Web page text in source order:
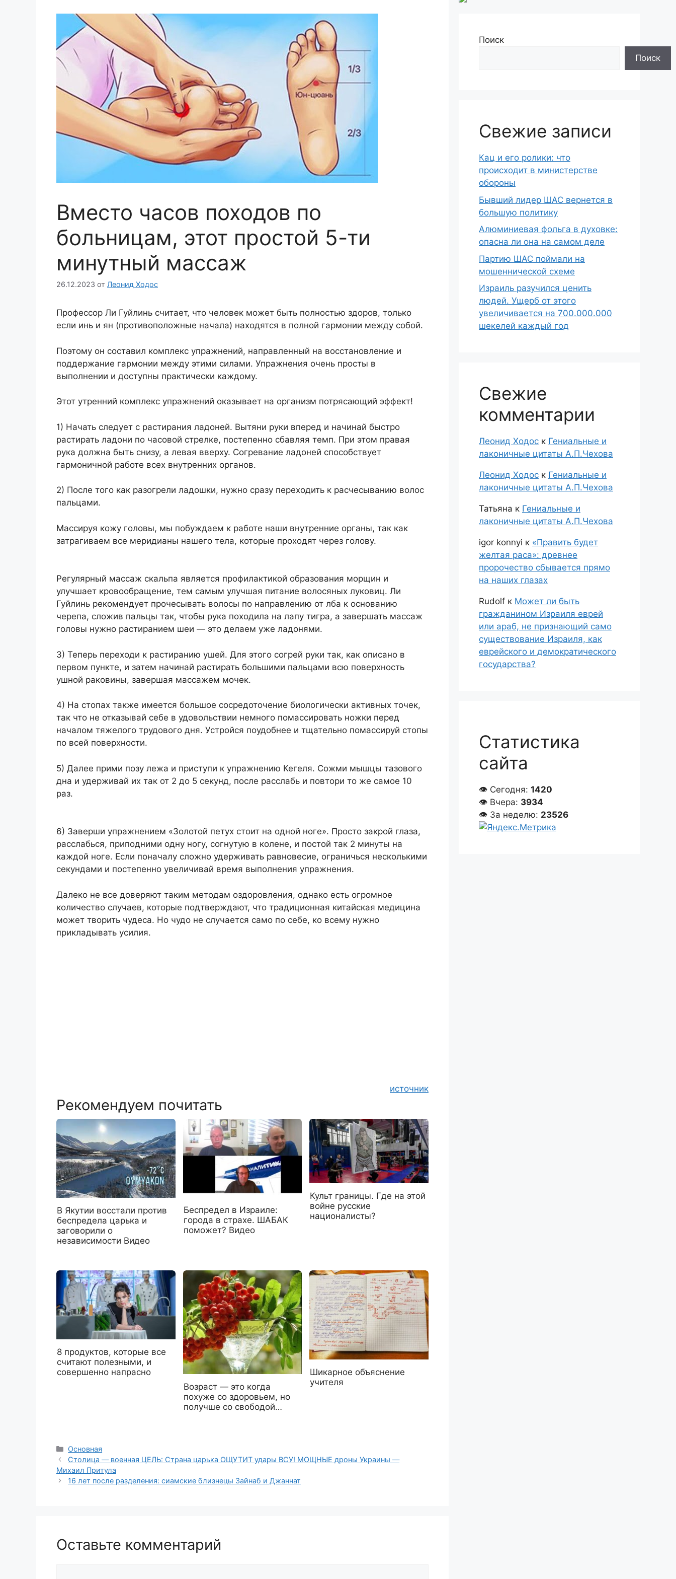
Вместо часов походов по
больницам, этот простой 5-ти
минутный массаж
26.12.2023 от Леонид Ходос
Профессор Ли Гуйлинь считает, что человек может быть полностью здоров, только
если инь и ян (противоположные начала) находятся в полной гармонии между собой.
Поэтому он составил комплекс упражнений, направленный на восстановление и
поддержание гармонии между этими силами. Упражнения очень просты в
выполнении и доступны практически каждому.
Этот утренний комплекс упражнений оказывает на организм потрясающий эффект!
1) Начать следует с растирания ладоней. Вытяни руки вперед и начинай быстро
растирать ладони по часовой стрелке, постепенно сбавляя темп. При этом правая
рука должна быть снизу, а левая вверху. Согревание ладоней способствует
гармоничной работе всех внутренних органов.
2) После того как разогрели ладошки, нужно сразу переходить к расчесыванию волос
пальцами.
Массируя кожу головы, мы побуждаем к работе наши внутренние органы, так как
затрагиваем все меридианы нашего тела, которые проходят через голову.
Регулярный массаж скальпа является профилактикой образования морщин и
улучшает кровообращение, тем самым улучшая питание волосяных луковиц. Ли
Гуйлинь рекомендует прочесывать волосы по направлению от лба к основанию
черепа, сложив пальцы так, чтобы рука походила на лапу тигра, а завершать массаж
головы нужно растиранием шеи — это делаем уже ладонями.
3) Теперь переходи к растиранию ушей. Для этого согрей руки так, как описано в
первом пункте, и затем начинай растирать большими пальцами всю поверхность
ушной раковины, завершая массажем мочек.
4) На стопах также имеется большое сосредоточение биологически активных точек,
так что не отказывай себе в удовольствии немного помассировать ножки перед
началом тяжелого трудового дня. Устройся поудобнее и тщательно помассируй стопы
по всей поверхности.
5) Далее прими позу лежа и приступи к упражнению Кегеля. Сожми мышцы тазового
дна и удерживай их так от 2 до 5 секунд, после расслабь и повтори то же самое 10
раз.
6) Заверши упражнением «Золотой петух стоит на одной ноге». Просто закрой глаза,
расслабься, приподними одну ногу, согнутую в колене, и постой так 2 минуты на
каждой ноге. Если поначалу сложно удерживать равновесие, ограничься несколькими
секундами и постепенно увеличивай время выполнения упражнения.
Далеко не все доверяют таким методам оздоровления, однако есть огромное
количество случаев, которые подтверждают, что традиционная китайская медицина
может творить чудеса. Но чудо не случается само по себе, ко всему нужно
прикладывать усилия.
источник
Рекомендуем почитать
В Якутии восстали против
беспредела царька и
заговорили о
независимости Видео
Беспредел в Израиле:
города в страхе. ШАБАК
поможет? Видео
Культ границы. Где на этой
войне русские
националисты?
8 продуктов, которые все
считают полезными, и
совершенно напрасно
Возраст — это когда
похуже со здоровьем, но
получше со свободой…
Шикарное объяснение
учителя
Рубрики
Основная
Столица — военная ЦЕЛЬ: Страна царька ОЩУТИТ удары ВСУ! МОЩНЫЕ дроны Украины —
Михаил Притула
16 лет после разделения: сиамские близнецы Зайнаб и Джаннат
Оставьте комментарий
Поиск
Поиск
Свежие записи
Кац и его ролики: что
происходит в министерстве
обороны
Бывший лидер ШАС вернется в
большую политику
Алюминиевая фольга в духовке:
опасна ли она на самом деле
Партию ШАС поймали на
мошеннической схеме
Израиль разучился ценить
людей. Ущерб от этого
увеличивается на 700.000.000
шекелей каждый год
Свежие
комментарии
Леонид Ходос к Гениальные и
лаконичные цитаты А.П.Чехова
Леонид Ходос к Гениальные и
лаконичные цитаты А.П.Чехова
Татьяна к Гениальные и
лаконичные цитаты А.П.Чехова
igor konnyi к «Править будет
желтая раса»: древнее
пророчество сбывается прямо
на наших глазах
Rudolf к Может ли быть
гражданином Израиля еврей
или араб, не признающий само
существование Израиля, как
еврейского и демократического
государства?
Статистика
сайта
👁 Сегодня: 1420
👁 Вчера: 3934
👁 За неделю: 23526